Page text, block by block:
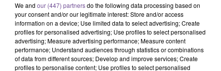
We and our (447) partnersdo the following data processing based on
your consent and/or our legitimate interest: Store and/or access
information on a device; Use limited data to select advertising; Create
profiles for personalised advertising; Use profiles to select personalised
advertising; Measure advertising performance; Measure content
performance; Understand audiences through statistics or combinations
of data from different sources; Develop and improve services; Create
profiles to personalise content; Use profiles to select personalised